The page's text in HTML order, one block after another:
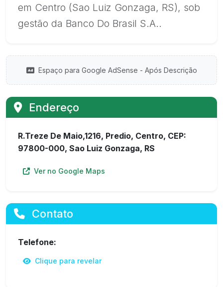
em Centro (Sao Luiz Gonzaga, RS), sob
gestão da Banco Do Brasil S.A..
Espaço para Google AdSense - Após Descrição
Endereço
R.Treze De Maio,1216, Predio, Centro, CEP:
97800-000, Sao Luiz Gonzaga, RS
Ver no Google Maps
Contato
Telefone:
Clique para revelar